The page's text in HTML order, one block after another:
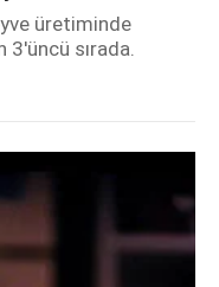
üretiminde
3'üncü sırada.